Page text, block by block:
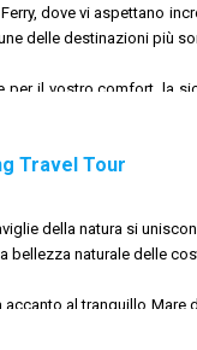
di esplorare
goderti un'esperienza
solare e rimani
dove vi aspettano
delle destinazioni più
il vostro comfort, la
delle isole Phi Phi
è semplice ma
Travel Tour
della natura si
bellezza naturale delle
al tranquillo